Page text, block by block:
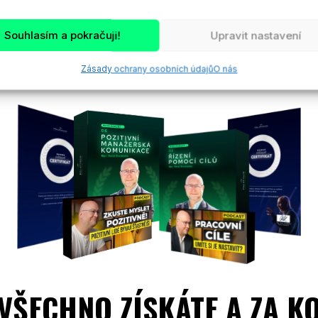
Souhlasím a pokračuji! Upravit nastavení
Zásady ochrany osobních údajůO nás
ZÍSKÁTE A ZA